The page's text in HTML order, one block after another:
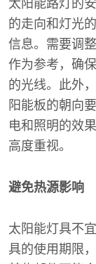
太阳能路灯的
的走向和灯光
信息。需要调
作为参考，确
的光线。此外
阳能板的朝向
电和照明的效
高度重视。
避免热源影响
太阳能灯具不
具的使用期限